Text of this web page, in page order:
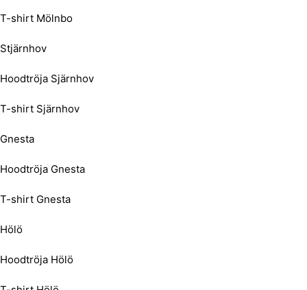
T-shirt Mölnbo
Stjärnhov
Hoodtröja Sjärnhov
T-shirt Sjärnhov
Gnesta
Hoodtröja Gnesta
T-shirt Gnesta
Hölö
Hoodtröja Hölö